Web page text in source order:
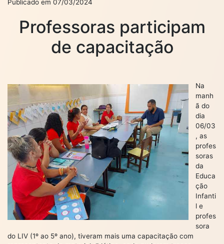
Publicado em 07/03/2024
Professoras participam
de capacitação
Na
manh
ã do
dia
06/03
, as
profes
soras
da
Educa
ção
Infanti
l e
profes
sora
do LIV (1º ao 5º ano), tiveram mais uma capacitação com